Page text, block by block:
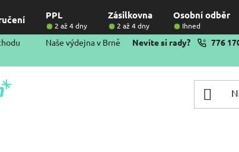
PPL Zásilkovna Osobní odběr
2 až 4 dny 2 až 4 dny Ihned
Naše výdejna v Brně Nevíte si rady? 776